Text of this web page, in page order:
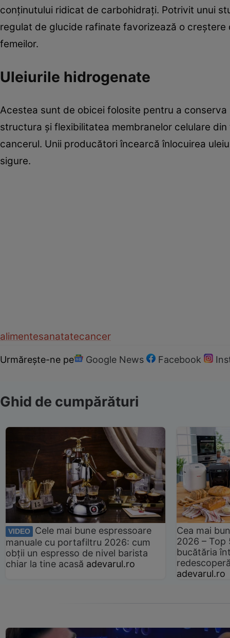
conţinutului ridicat de carbohidraţi. Potrivit unui
regulat de glucide rafinate favorizează o creştere
femeilor.
Uleiurile hidrogenate
Acestea sunt de obicei folosite pentru a
structura şi flexibilitatea membranelor celulare
cancerul. Unii producători încearcă înlocuirea
sigure.
alimentesanatatecancer
Urmărește-ne pe Google News Facebook
Ghid de cumpărături
VIDEO
Cele mai bune espressoare
manuale cu portafiltru 2026: cum
obții un espresso de nivel barista
chiar la tine acasă adevarul.ro
Cea mai
2026 –
bucătăria
adevarul.ro